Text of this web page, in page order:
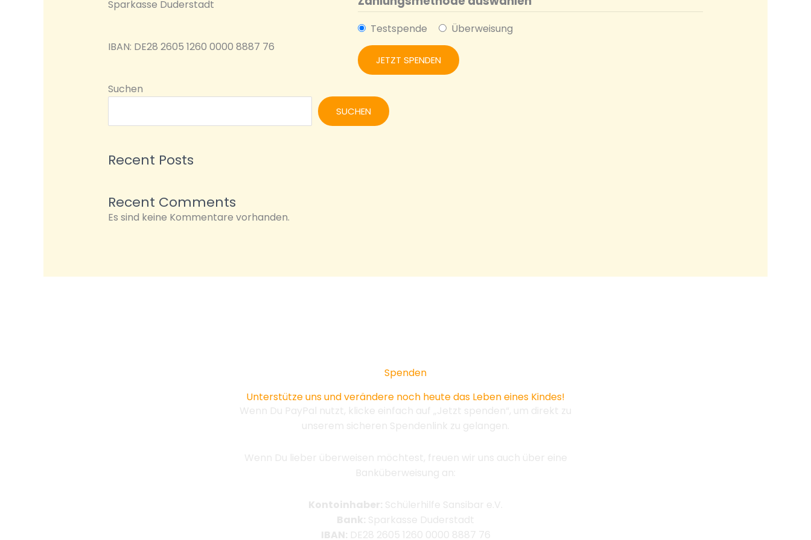
Sparkasse Duderstadt
IBAN: DE28 2605 1260 0000 8887 76
Suchen
SUCHEN
Recent Posts
Recent Comments
Es sind keine Kommentare vorhanden.
Testspende Überweisung
Spenden
Unterstütze uns und verändere noch heute das Leben eines Kindes!
Wenn Du PayPal nutzt, klicke einfach auf „Jetzt spenden“, um direkt zu
unserem sicheren Spendenlink zu gelangen.
Wenn Du lieber überweisen möchtest, freuen wir uns auch über eine
Banküberweisung an:
Kontoinhaber: Schülerhilfe Sansibar e.V.
Bank: Sparkasse Duderstadt
IBAN: DE28 2605 1260 0000 8887 76